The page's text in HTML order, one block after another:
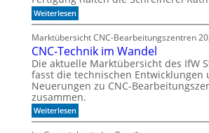
e
e
r
g
n
b
a
u
e
n
-
D
a
t
e
n
s
a
u
b
e
r
i
n
Weiterlesen:
M
h
r
P
r
ä
z
i
s
i
o
Marktübersicht CNC-Bearbeitungszentren
CNC-Technik im Wandel
Die aktuelle Marktübersicht des IfW
fasst die technischen Entwicklungen
Neuerungen zu CNC-
zusammen.
Weiterlesen:
C
N